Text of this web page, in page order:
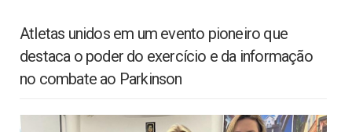
Atletas unidos em um evento pioneiro que
destaca o poder do exercício e da informação
no combate ao Parkinson